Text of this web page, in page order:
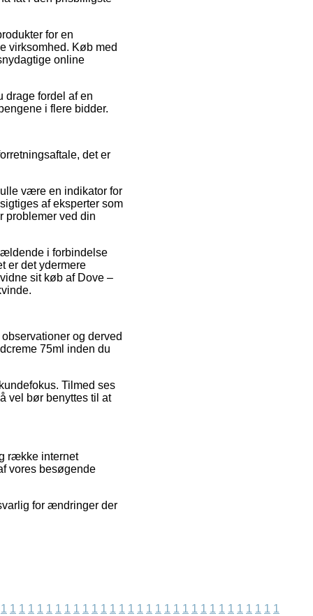
for en
virksomhed. Køb med
online
drage fordel af en
i flere bidder.
det er
være en indikator for
af eksperter som
problemer ved din
i forbindelse
er det ydermere
sit køb af Dove –
og derved
75ml inden du
Tilmed ses
vel bør benyttes til at
række internet
vores besøgende
for ændringer der
1 1 1 1 1 1 1 1 1 1 1 1 1 1 1 1 1 1 1 1 1 1 1 1 1 1 1 1 1 1 1